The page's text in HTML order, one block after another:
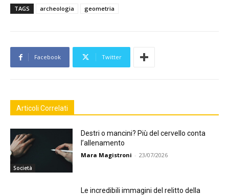
TAGS archeologia geometria
Facebook Twitter
Articoli Correlati
Società
Destri o mancini? Più del cervello conta
l’allenamento
Mara Magistroni - 23/07/2026
Le incredibili immagini del relitto della